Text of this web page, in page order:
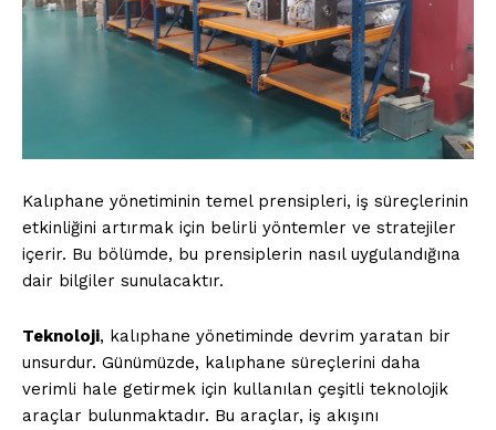
Kalıphane yönetiminin temel prensipleri, iş süreçlerinin
etkinliğini artırmak için belirli yöntemler ve stratejiler
içerir. Bu bölümde, bu prensiplerin nasıl uygulandığına
dair bilgiler sunulacaktır.
Teknoloji, kalıphane yönetiminde devrim yaratan bir
unsurdur. Günümüzde, kalıphane süreçlerini daha
verimli hale getirmek için kullanılan çeşitli teknolojik
araçlar bulunmaktadır. Bu araçlar, iş akışını